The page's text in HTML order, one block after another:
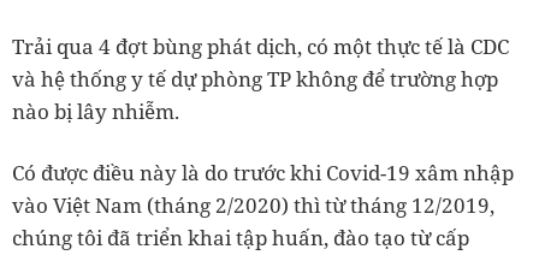
Trải qua 4 đợt bùng phát dịch, có một thực tế là CDC
và hệ thống y tế dự phòng TP không để trường hợp
nào bị lây nhiễm.
Có được điều này là do trước khi Covid-19 xâm nhập
vào Việt Nam (tháng 2/2020) thì từ tháng 12/2019,
chúng tôi đã triển khai tập huấn, đào tạo từ cấp